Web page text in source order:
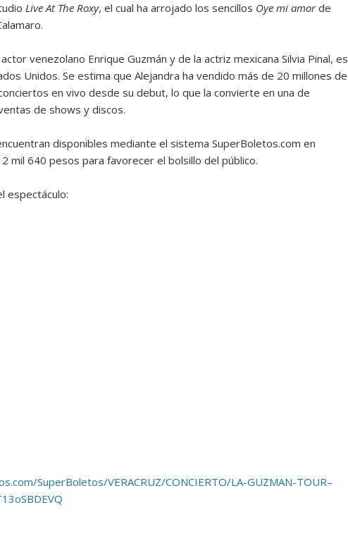
Live At The Roxy, el cual ha arrojado los sencillos Oye mi amorde
venezolano Enrique Guzmán y de la actriz mexicana Silvia Pinal, es
Unidos. Se estima que Alejandra ha vendido más de 20 millones de
en vivo desde su debut, lo que la convierte en una de
de shows y discos.
disponibles mediante el sistema SuperBoletos.com en
mil 640 pesos para favorecer el bolsillo del público.
espectáculo:
SuperBoletos/VERACRUZ/CONCIERTO/LA-GUZMAN-TOUR–